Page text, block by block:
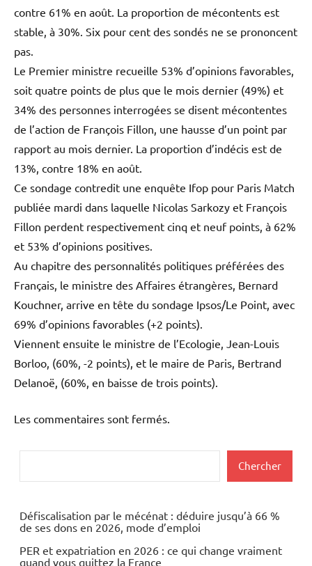
contre 61% en août. La proportion de mécontents est
stable, à 30%. Six pour cent des sondés ne se prononcent
pas.
Le Premier ministre recueille 53% d’opinions favorables,
soit quatre points de plus que le mois dernier (49%) et
34% des personnes interrogées se disent mécontentes
de l’action de François Fillon, une hausse d’un point par
rapport au mois dernier. La proportion d’indécis est de
13%, contre 18% en août.
Ce sondage contredit une enquête Ifop pour Paris Match
publiée mardi dans laquelle Nicolas Sarkozy et François
Fillon perdent respectivement cinq et neuf points, à 62%
et 53% d’opinions positives.
Au chapitre des personnalités politiques préférées des
Français, le ministre des Affaires étrangères, Bernard
Kouchner, arrive en tête du sondage Ipsos/Le Point, avec
69% d’opinions favorables (+2 points).
Viennent ensuite le ministre de l’Ecologie, Jean-Louis
Borloo, (60%, -2 points), et le maire de Paris, Bertrand
Delanoë, (60%, en baisse de trois points).
Les commentaires sont fermés.
Chercher
Défiscalisation par le mécénat : déduire jusqu’à 66 %
de ses dons en 2026, mode d’emploi
PER et expatriation en 2026 : ce qui change vraiment
quand vous quittez la France